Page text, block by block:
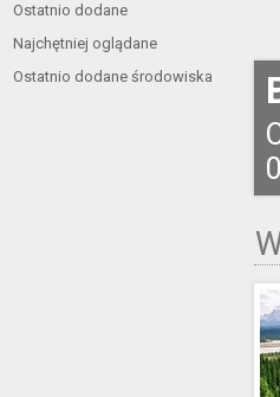
Ostatnio dodane
Najchętniej oglądane
Ostatnio dodane środowiska